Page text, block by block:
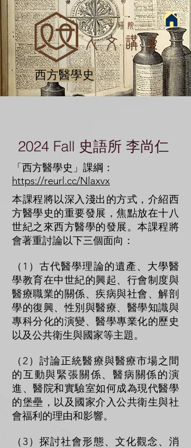
西方醫學史
2024 Fall 史語所 李尚仁
​「西方醫學史」課綱：
https://reurl.cc/Nlaxvx
本課程將以深入淺出的方式，介紹西
方醫學史的重要發展，焦點放在十八
世紀之來西方醫學的發展。本課程將
會著重討論以下三個面向：
（1）古代醫學理論的遺產、大學醫
學教育在中世紀的興起、行會制度與
醫療職業的關係、疾病與社會、解剖
學的復興、性別與醫療、醫學知識與
專科分化的演變、醫學專業化的歷史
以及公共衛生與國家等主題。
（2）討論正統醫療與醫療市場之間
的互動與緊張關係、醫病關係的演
進、醫院和實驗室如何成為現代醫學
的堡壘，以及國家介入公共衛生與社
會福利的理由和影響。
（3）探討社會形態、文化觀念、消